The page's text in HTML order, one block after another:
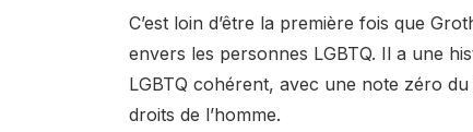
C’est loin d’être la première fois que
envers les personnes LGBTQ. Il a une
LGBTQ cohérent, avec une note zéro
droits de l’homme.